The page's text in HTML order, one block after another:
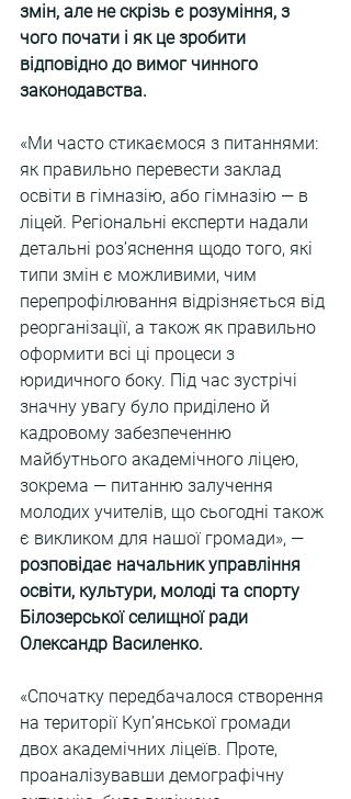
змін, але не скрізь є розуміння, з
чого почати і як це зробити
відповідно до вимог чинного
законодавства.
«Ми часто стикаємося з питаннями:
як правильно перевести заклад
освіти в гімназію, або гімназію — в
ліцей. Регіональні експерти надали
детальні роз’яснення щодо того, які
типи змін є можливими, чим
перепрофілювання відрізняється від
реорганізації, а також як правильно
оформити всі ці процеси з
юридичного боку. Під час зустрічі
значну увагу було приділено й
кадровому забезпеченню
майбутнього академічного ліцею,
зокрема — питанню залучення
молодих учителів, що сьогодні також
є викликом для нашої громади», —
розповідає начальник управління
освіти, культури, молоді та спорту
Білозерської селищної ради
Олександр Василенко.
«Спочатку передбачалося створення
на території Куп’янської громади
двох академічних ліцеїв. Проте,
проаналізувавши демографічну